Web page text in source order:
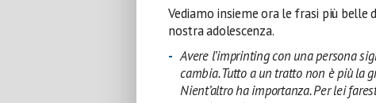
Vediamo insieme ora le frasi più belle
nostra adolescenza.
Avere l’imprinting con una persona
cambia. Tutto a un tratto non è più la
Nient’altro ha importanza. Per lei